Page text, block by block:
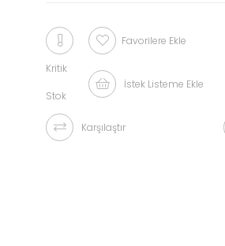
Kritik
Stok
Favorilere Ekle
İstek Listeme Ekle
Karşılaştır